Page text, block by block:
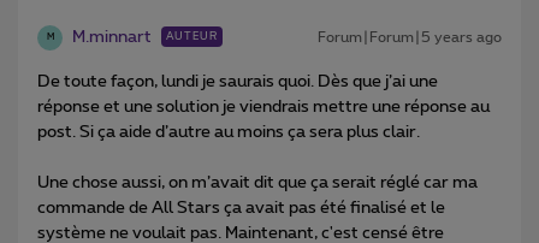
M M.minnart AUTEUR Forum|Forum|5 years ago
De toute façon, lundi je saurais quoi. Dès que j’ai une
réponse et une solution je viendrais mettre une réponse au
post. Si ça aide d’autre au moins ça sera plus clair.
Une chose aussi, on m’avait dit que ça serait réglé car ma
commande de All Stars ça avait pas été finalisé et le
système ne voulait pas. Maintenant, c'est censé être